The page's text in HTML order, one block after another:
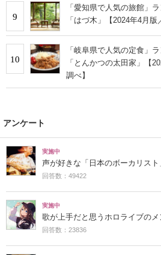
9
「愛知県で人気の旅館」
「はづ木」【2024年4月版
10
「岐阜県で人気の定食」
「とんかつの太田家」【
調べ】
アンケート
実施中
声が好きな「日本のボーカリスト
回答数：49422
実施中
歌が上手だと思うホロライブのメ
回答数：23836